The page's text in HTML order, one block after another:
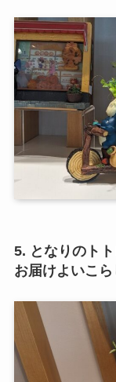
5. となりのト
お届けよいこ